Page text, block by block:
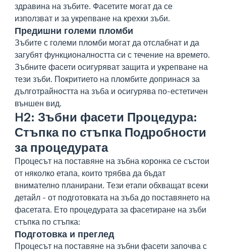
здравина на зъбите. Фасетите могат да се
използват и за укрепване на крехки зъби.
Предишни големи пломби
Зъбите с големи пломби могат да отслабнат и да
загубят функционалността си с течение на времето.
Зъбните фасети осигуряват защита и укрепване на
тези зъби. Покритието на пломбите допринася за
дълготрайността на зъба и осигурява по-естетичен
външен вид.
H2: Зъбни фасети Процедура:
Стъпка по стъпка Подробности
за процедурата
Процесът на поставяне на зъбна коронка се състои
от няколко етапа, които трябва да бъдат
внимателно планирани. Тези етапи обхващат всеки
детайл - от подготовката на зъба до поставянето на
фасетата. Ето процедурата за фасетиране на зъби
стъпка по стъпка:
Подготовка и преглед
Процесът на поставяне на зъбни фасети започва с